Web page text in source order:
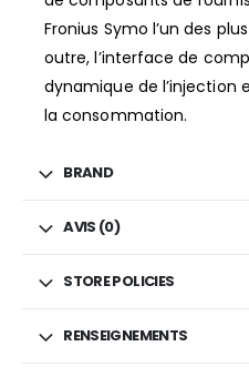
Fronius Symo l’un des
outre, l’interface de
dynamique de l’injection
la consommation.
BRAND
AVIS (0)
STORE POLICIES
RENSEIGNEMENTS